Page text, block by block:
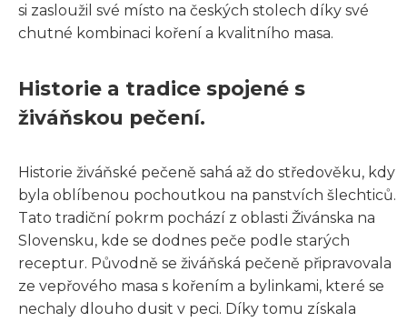
si zasloužil své místo na českých stolech díky své
chutné kombinaci koření a kvalitního masa.
Historie a tradice spojené s
živáňskou pečení.
Historie živáňské pečeně sahá až do středověku, kdy
byla oblíbenou pochoutkou na panstvích šlechticů.
Tato tradiční pokrm pochází z oblasti Živánska na
Slovensku, kde se dodnes peče podle starých
receptur. Původně se živáňská pečeně připravovala
ze vepřového masa s kořením a bylinkami, které se
nechaly dlouho dusit v peci. Díky tomu získala